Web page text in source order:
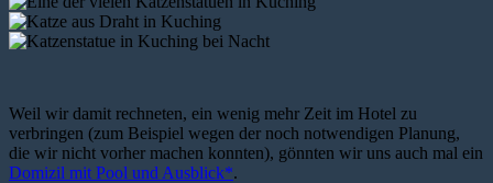
Weil wir damit rechneten, ein wenig mehr Zeit im Hotel zu
verbringen (zum Beispiel wegen der noch notwendigen Planung,
die wir nicht vorher machen konnten), gönnten wir uns auch mal ein
Domizil mit Pool und Ausblick*.